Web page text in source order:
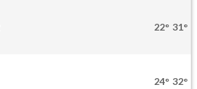
22° 31°
24° 32°